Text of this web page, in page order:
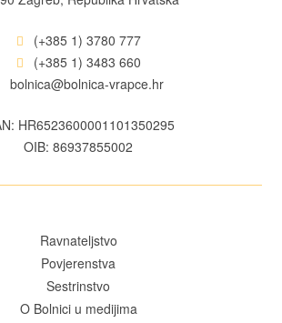
(+385 1) 3780 777
(+385 1) 3483 660
bolnica@bolnica-vrapce.hr
HR6523600001101350295
OIB: 86937855002
Ravnateljstvo
Povjerenstva
Sestrinstvo
O Bolnici u medijima